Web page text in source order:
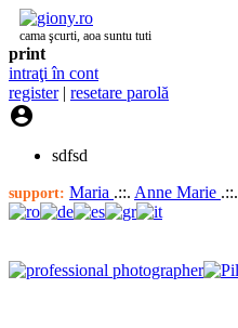
cama şcurti, aoa suntu tuti
print
intraţi în cont
register| resetare parolă

sdfsd
support: Maria .::. Anne Marie .::.